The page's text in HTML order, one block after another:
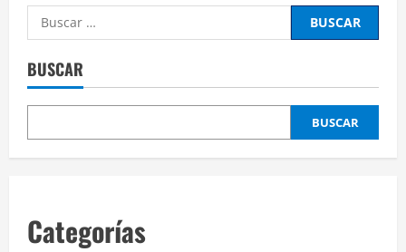
Buscar:
BUSCAR
BUSCAR
Categorías